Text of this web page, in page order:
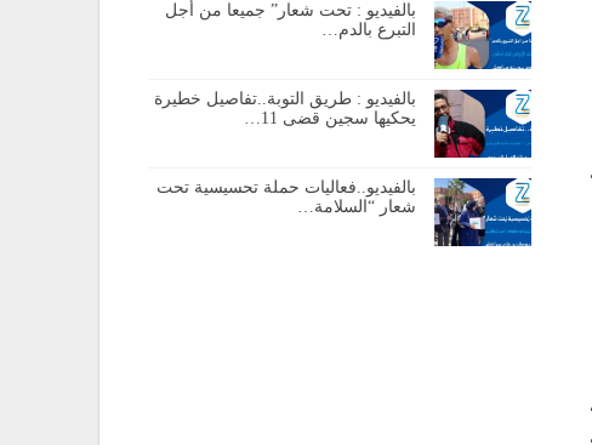
بالفيديو : تحت شعار” جميعا من أجل
التبرع بالدم…
بالفيديو : طريق التوبة..تفاصيل خطيرة
يحكيها سجين قضى 11…
بالفيديو..فعاليات حملة تحسيسية تحت
شعار “السلامة…